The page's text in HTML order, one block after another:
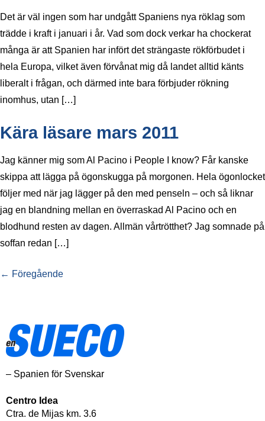
Det är väl ingen som har undgått Spaniens nya röklag som
trädde i kraft i januari i år. Vad som dock verkar ha chockerat
många är att Spanien har infört det strängaste rökförbudet i
hela Europa, vilket även förvånat mig då landet alltid känts
liberalt i frågan, och därmed inte bara förbjuder rökning
inomhus, utan […]
Kära läsare mars 2011
Jag känner mig som Al Pacino i People I know? Får kanske
skippa att lägga på ögonskugga på morgonen. Hela ögonlocket
följer med när jag lägger på den med penseln – och så liknar
jag en blandning mellan en överraskad Al Pacino och en
blodhund resten av dagen. Allmän vårtrötthet? Jag somnade på
soffan redan […]
← Föregående
– Spanien för Svenskar
Centro Idea
Ctra. de Mijas km. 3.6